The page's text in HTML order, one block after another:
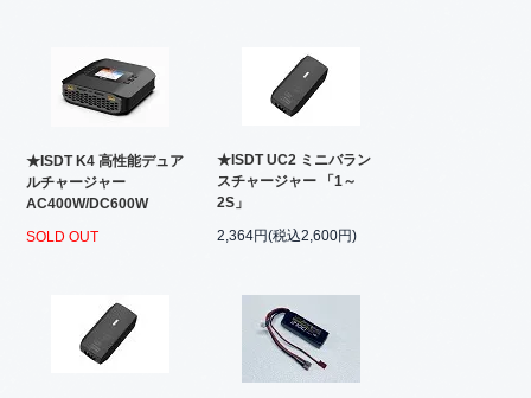
★ISDT K4 高性能デュア
ルチャージャー
AC400W/DC600W
SOLD OUT
★ISDT UC2 ミニバラン
スチャージャー 「1～
2S」
2,364円(税込2,600円)